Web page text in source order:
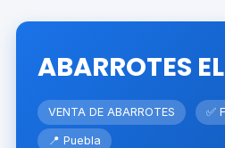
ABARROTES
VENTA DE ABARROTES ✅
📍 Puebla